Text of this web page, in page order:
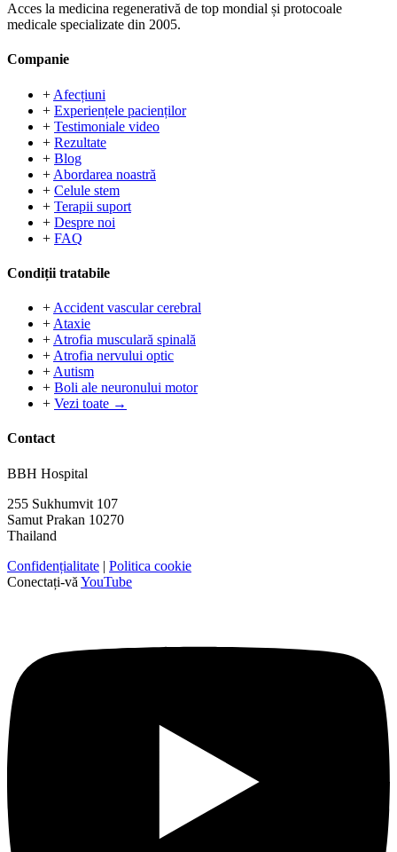
Acces la medicina regenerativă de top mondial și protocoale
medicale specializate din 2005.
Companie
+ Afecțiuni
+ Experiențele pacienților
+ Testimoniale video
+ Rezultate
+ Blog
+ Abordarea noastră
+ Celule stem
+ Terapii suport
+ Despre noi
+ FAQ
Condiții tratabile
+ Accident vascular cerebral
+ Ataxie
+ Atrofia musculară spinală
+ Atrofia nervului optic
+ Autism
+ Boli ale neuronului motor
+ Vezi toate →
Contact
BBH Hospital
255 Sukhumvit 107
Samut Prakan 10270
Thailand
Confidențialitate | Politica cookie
Conectați-vă YouTube